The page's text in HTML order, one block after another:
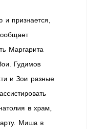
признается,
Маргарита
Гудимов
и Зои разные
в храм,
Миша в